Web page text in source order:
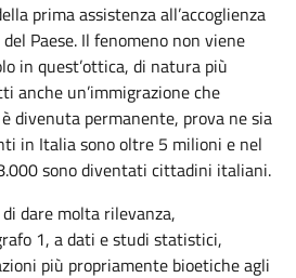
prima assistenza all’accoglienza
Paese. Il fenomeno non viene
in quest’ottica, di natura più
anche un’immigrazione che
divenuta permanente, prova ne sia
in Italia sono oltre 5 milioni e nel
sono diventati cittadini italiani.
dare molta rilevanza,
1, a dati e studi statistici,
più propriamente bioetiche agli